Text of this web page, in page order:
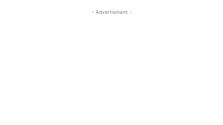
- Advertisment -